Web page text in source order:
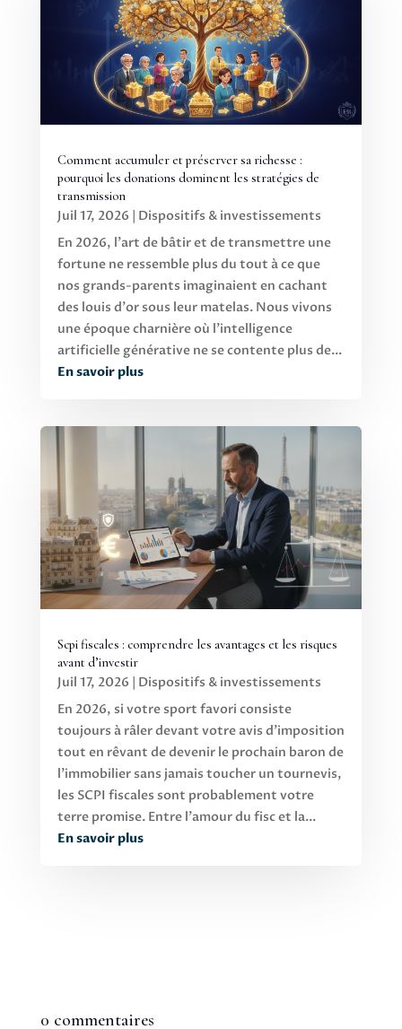
Comment accumuler et préserver sa richesse :
pourquoi les donations dominent les stratégies de
transmission
Juil 17, 2026 | Dispositifs & investissements
En 2026, l'art de bâtir et de transmettre une
fortune ne ressemble plus du tout à ce que
nos grands-parents imaginaient en cachant
des louis d'or sous leur matelas. Nous vivons
une époque charnière où l'intelligence
artificielle générative ne se contente plus de...
En savoir plus
Scpi fiscales : comprendre les avantages et les risques
avant d’investir
Juil 17, 2026
Dispositifs & investissements
En 2026, si votre sport favori consiste
toujours à râler devant votre avis d'imposition
tout en rêvant de devenir le prochain baron de
l'immobilier sans jamais toucher un tournevis,
les SCPI fiscales sont probablement votre
terre promise. Entre l'amour du fisc et la...
En savoir plus
0 commentaires